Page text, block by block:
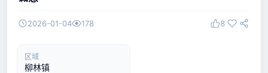
2026-01-04 178 8
区域
柳林镇